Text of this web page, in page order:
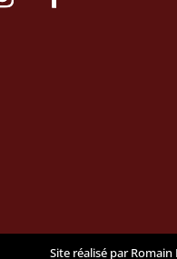
Site réalisé parRomain